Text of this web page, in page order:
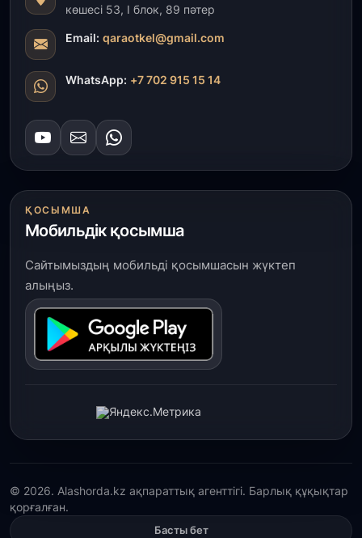
көшесі 53, І блок, 89 пәтер
Email: qaraotkel@gmail.com
WhatsApp: +7 702 915 15 14
ҚОСЫМША
Мобильдік қосымша
Сайтымыздың мобильді қосымшасын жүктеп
алыңыз.
© 2026. Alashorda.kz ақпараттық агенттігі. Барлық құқықтар
қорғалған.
Басты бет